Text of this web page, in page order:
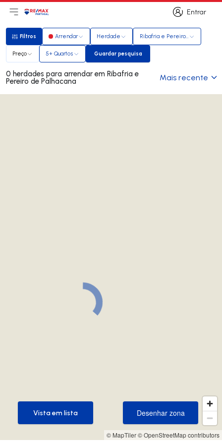
Entrar
Entrar
Abri menu principal
LogoIr para página inicial
Filtros
Filtros Arrendar Herdade Ribafria e Pereiro de Palhacana
Preço 5+ Quartos Guardar pesquisa
Guardar pesquisa
0 herdades para arrendar em Ribafria e
Pereiro de Palhacana Mais recente
© MapTiler© OpenStreetMap contributors
Desenhar zona
Desenhar zona
Vista em lista
Vista em lista